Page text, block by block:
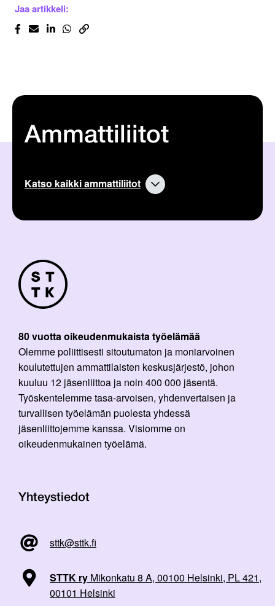
Jaa artikkeli:
Ammattiliitot
Katso kaikki ammattiliitot
80 vuotta oikeudenmukaista työelämää
Olemme poliittisesti sitoutumaton ja moniarvoinen
koulutettujen ammattilaisten keskusjärjestö, johon
kuuluu 12 jäsenliittoa ja noin 400 000 jäsentä.
Työskentelemme tasa-arvoisen, yhdenvertaisen ja
turvallisen työelämän puolesta yhdessä
jäsenliittojemme kanssa. Visiomme on
oikeudenmukainen työelämä.
Yhteystiedot
sttk@sttk.fi
STTK ry Mikonkatu 8 A, 00100 Helsinki, PL 421,
00101 Helsinki